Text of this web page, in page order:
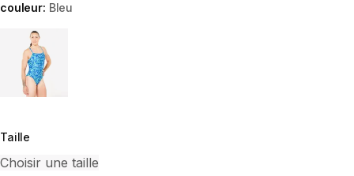
couleur: Bleu
Choose a variant
Taille